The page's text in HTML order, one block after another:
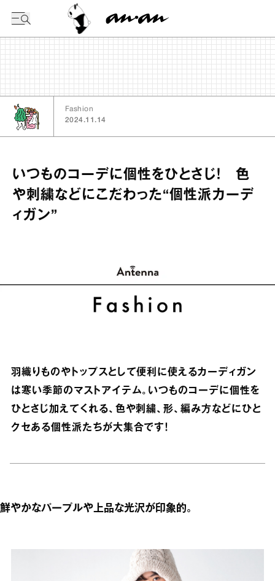
Fashion
2024.11.14
いつものコーデに個性をひとさじ！ 色
や刺繍などにこだわった“個性派カーデ
ィガン”
羽織りものやトップスとして便利に使えるカーディガン
は寒い季節のマストアイテム。いつものコーデに個性を
ひとさじ加えてくれる、色や刺繍、形、編み方などにひと
クセある個性派たちが大集合です！
鮮やかなパープルや上品な光沢が印象的。